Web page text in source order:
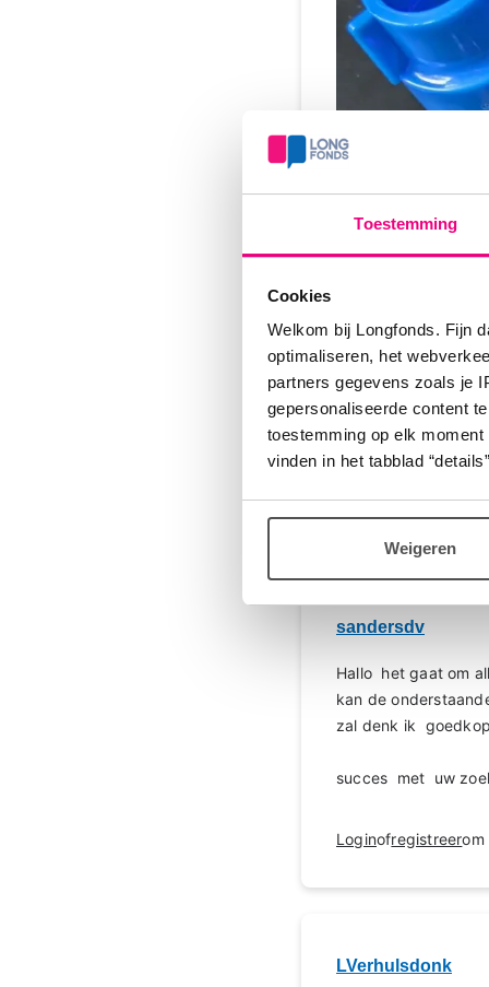
Toestemming
Cookies
Welkom bij Longfonds. Fijn
optimaliseren, het
partners gegevens zoals je
gepersonaliseerde content
toestemming op elk
vinden in het tabblad
Weigeren
Loginofregistreerom
sandersdv
Hallo het gaat om
kan de
zal denk ik
succes met uw
Loginofregistreerom
LVerhulsdonk